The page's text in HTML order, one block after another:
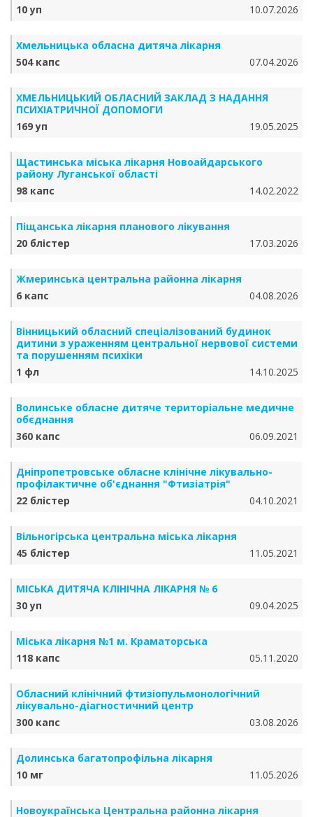
10 уп
10.07.2026
Хмельницька обласна дитяча лікарня
504 капс
07.04.2026
ХМЕЛЬНИЦЬКИЙ ОБЛАСНИЙ ЗАКЛАД З НАДАННЯ
ПСИХІАТРИЧНОЇ ДОПОМОГИ
169 уп
19.05.2025
Щастинська міська лікарня Новоайдарського
району Луганської області
98 капс
14.02.2022
Піщанська лікарня планового лікування
20 блістер
17.03.2026
Жмеринська центральна районна лікарня
6 капс
04.08.2026
Вінницький обласний спеціалізований будинок
дитини з ураженням центральної нервової системи
та порушенням психіки
1 фл
14.10.2025
Волинське обласне дитяче територіальне медичне
обєднання
360 капс
06.09.2021
Дніпропетровське обласне клінічне лікувально-
профілактичне об'єднання "Фтизіатрія"
22 блістер
04.10.2021
Вільногірська центральна міська лікарня
45 блістер
11.05.2021
МІСЬКА ДИТЯЧА КЛІНІЧНА ЛІКАРНЯ № 6
30 уп
09.04.2025
Міська лікарня №1 м. Краматорська
118 капс
05.11.2020
Обласний клінічний фтизіопульмонологічний
лікувально-діагностичний центр
300 капс
03.08.2026
Долинська багатопрофільна лікарня
10 мг
11.05.2026
Новоукраїнська Центральна районна лікарня